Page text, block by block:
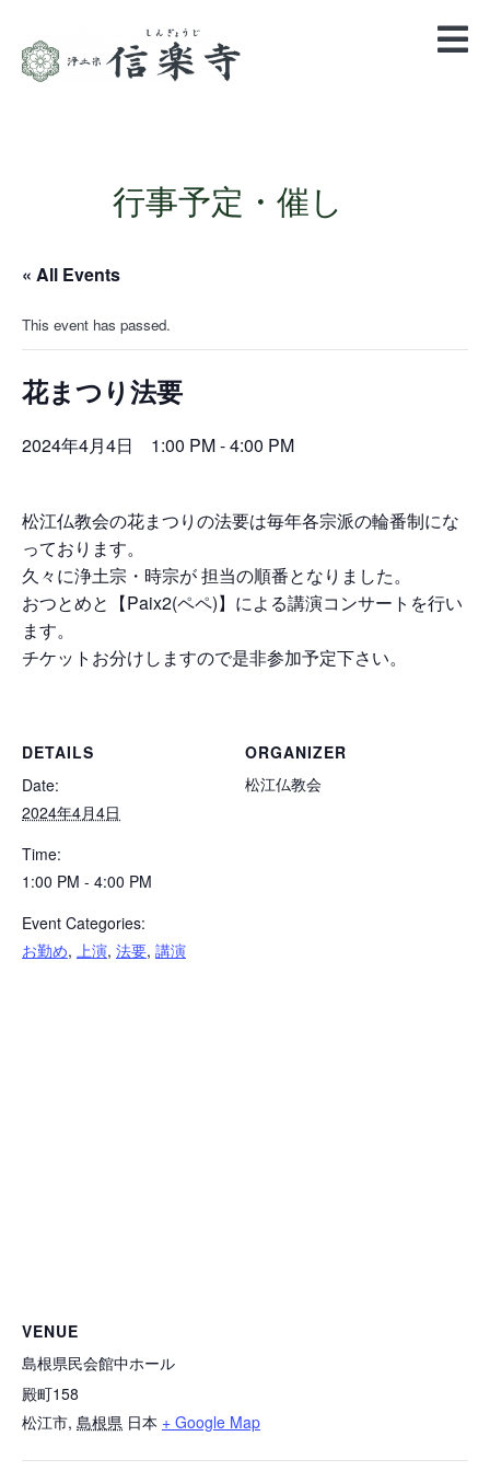
行事予定・催し
« All Events
This event has passed.
花まつり法要
2024年4月4日 1:00 PM-4:00 PM
松江仏教会の花まつりの法要は毎年各宗派の輪番制にな
っております。
久々に浄土宗・時宗が 担当の順番となりました。
おつとめと【Paix2(ペペ)】による講演コンサートを行い
ます。
チケットお分けしますので是非参加予定下さい。
DETAILS
Date:
2024年4月4日
Time:
1:00 PM - 4:00 PM
Event Categories:
お勤め, 上演, 法要, 講演
ORGANIZER
松江仏教会
VENUE
島根県民会館中ホール
殿町158
松江市, 島根県 日本 + Google Map